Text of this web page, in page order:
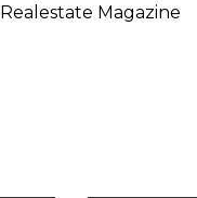
Realestate Magazine